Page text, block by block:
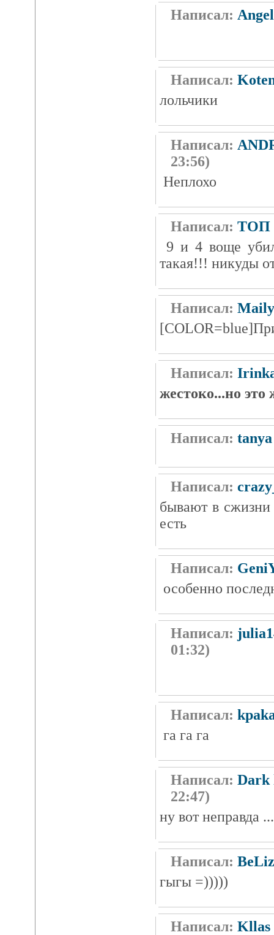
Написал:
Написал:
лольчики
Написал:
23:56)
Неплохо
Написал: ТОП
9 и 4 воще
такая!!! никуды
Написал: Maily
Написал:
жестоко...но это
Написал: tanya
Написал:
бывают в сжизни
есть
Написал:
особенно
Написал:
01:32)
Написал:
га га га
Написал: Dark
22:47)
ну вот неправда
Написал:
гыгы =)))))
Написал: Kllas